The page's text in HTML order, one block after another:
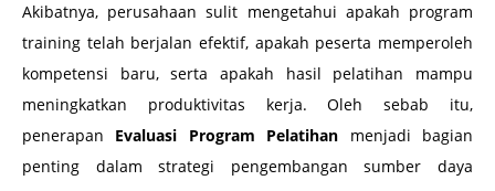
Akibatnya, perusahaan sulit mengetahui apakah program
training telah berjalan efektif, apakah peserta memperoleh
kompetensi baru, serta apakah hasil pelatihan mampu
meningkatkan produktivitas kerja. Oleh sebab itu,
penerapan Evaluasi Program Pelatihan menjadi bagian
penting dalam strategi pengembangan sumber daya